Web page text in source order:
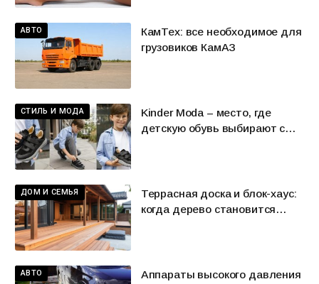
АВТО
КамТех: все необходимое для
грузовиков КамАЗ
СТИЛЬ И МОДА
Kinder Moda – место, где
детскую обувь выбирают с
ДОМ И СЕМЬЯ
Террасная доска и блок-хаус:
когда дерево становится
АВТО
Аппараты высокого давления